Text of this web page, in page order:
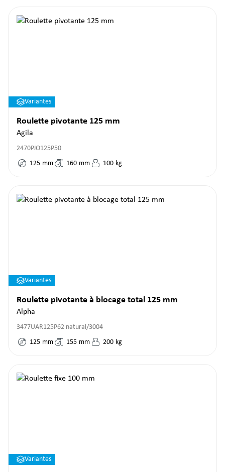
Variantes
Roulette pivotante 125 mm
Agila
2470PJO125P50
125 mm 160 mm 100 kg
Variantes
Roulette pivotante à blocage total 125 mm
Alpha
3477UAR125P62 natural/3004
125 mm 155 mm 200 kg
Variantes